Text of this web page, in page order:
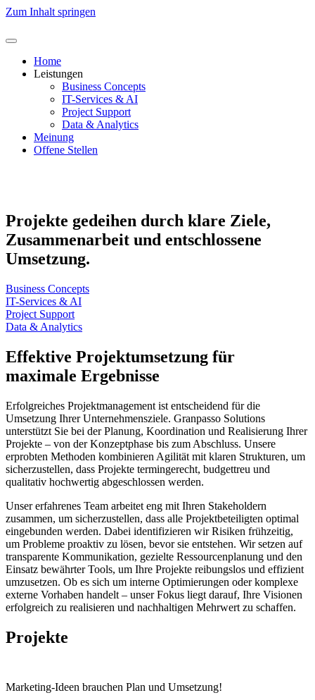
Zum Inhalt springen
Home
Leistungen
Business Concepts
IT-Services & AI
Project Support
Data & Analytics
Meinung
Offene Stellen
Projekte gedeihen durch klare Ziele,
Zusammenarbeit und entschlossene
Umsetzung.
Business Concepts
IT-Services & AI
Project Support
Data & Analytics
Effektive Projektumsetzung für
maximale Ergebnisse
Erfolgreiches Projektmanagement ist entscheidend für die
Umsetzung Ihrer Unternehmensziele. Granpasso Solutions
unterstützt Sie bei der Planung, Koordination und Realisierung Ihrer
Projekte – von der Konzeptphase bis zum Abschluss. Unsere
erprobten Methoden kombinieren Agilität mit klaren Strukturen, um
sicherzustellen, dass Projekte termingerecht, budgettreu und
qualitativ hochwertig abgeschlossen werden.
Unser erfahrenes Team arbeitet eng mit Ihren Stakeholdern
zusammen, um sicherzustellen, dass alle Projektbeteiligten optimal
eingebunden werden. Dabei identifizieren wir Risiken frühzeitig,
um Probleme proaktiv zu lösen, bevor sie entstehen. Wir setzen auf
transparente Kommunikation, gezielte Ressourcenplanung und den
Einsatz bewährter Tools, um Ihre Projekte reibungslos und effizient
umzusetzen. Ob es sich um interne Optimierungen oder komplexe
externe Vorhaben handelt – unser Fokus liegt darauf, Ihre Visionen
erfolgreich zu realisieren und nachhaltigen Mehrwert zu schaffen.
Projekte
Marketing-Ideen brauchen Plan und Umsetzung!